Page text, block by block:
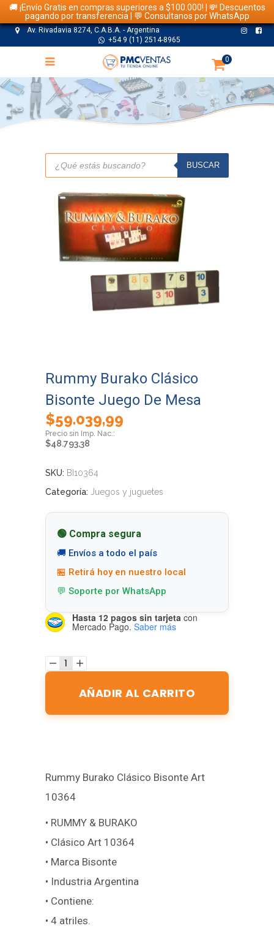
🚚 ¡Envío Gratis en compras superiores a $100.000! | 💸 Descuentos
pagando por transferencia | 💬 Consultanos por WhatsApp
Av. Rivadavia 8274, C.A.B.A. - Argentina
+54 9 (11) 2514-8965
0
TIENDA
Búsqueda
productos
BUSCAR
Rummy Burako Clásico
Bisonte Juego De Mesa
$59.039,99
$48.793,38
SKU: BI10364
Categoría: Juegos y juguetes
🟢 Compra segura
🚚 Envíos a todo el país
🏪 Retirá hoy en nuestro local
💬 Soporte por WhatsApp
Hasta 12 pagos sin tarjeta con
Mercado Pago. Saber más
AÑADIR AL CARRITO
Rummy Burako Clásico Bisonte Art
10364
• RUMMY & BURAKO
• Clásico Art 10364
• Marca Bisonte
• Industria Argentina
• Contiene:
• 4 atriles.